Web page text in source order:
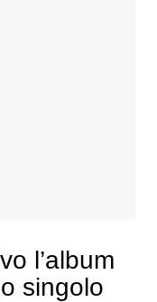
l’album
singolo